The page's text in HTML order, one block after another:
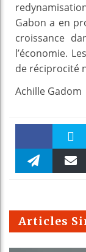
Gabon a en
croissance
l’économie.
de réciprocité
Achille Gadom
Faceboo Twitter
m
Articles